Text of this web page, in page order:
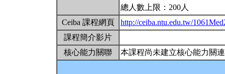
總人數上限：200人
Ceiba 課程網頁
http://ceiba.ntu.edu.tw/
課程簡介影片
核心能力關聯
本課程尚未建立核心能力關連